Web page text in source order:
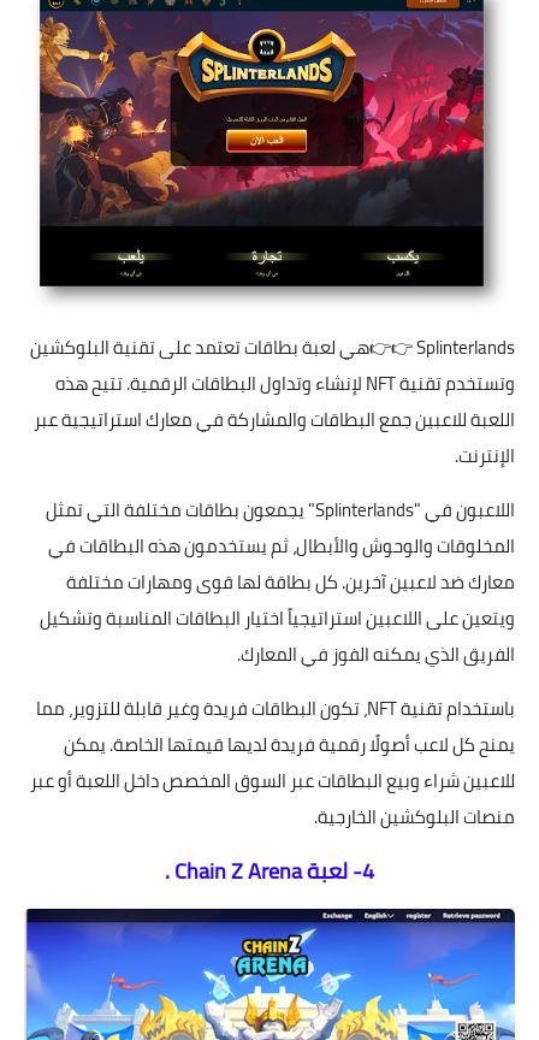
Splinterlands👉👉هي لعبة بطاقات تعتمد على تقنية البلوكشين
وتستخدم تقنية NFT لإنشاء وتداول البطاقات الرقمية. تتيح هذه
اللعبة للاعبين جمع البطاقات والمشاركة في معارك استراتيجية عبر
الإنترنت.
اللاعبون في "Splinterlands" يجمعون بطاقات مختلفة التي تمثل
المخلوقات والوحوش والأبطال، ثم يستخدمون هذه البطاقات في
معارك ضد لاعبين آخرين. كل بطاقة لها قوى ومهارات مختلفة
ويتعين على اللاعبين استراتيجياً اختيار البطاقات المناسبة وتشكيل
الفريق الذي يمكنه الفوز في المعارك.
باستخدام تقنية NFT، تكون البطاقات فريدة وغير قابلة للتزوير، مما
يمنح كل لاعب أصولًا رقمية فريدة لديها قيمتها الخاصة. يمكن
للاعبين شراء وبيع البطاقات عبر السوق المخصص داخل اللعبة أو عبر
منصات البلوكشين الخارجية.
4- لعبة Chain Z Arena .